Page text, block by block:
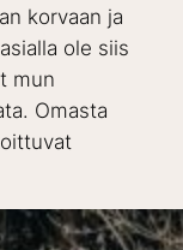
korvaan ja
ole siis
mun
Omasta